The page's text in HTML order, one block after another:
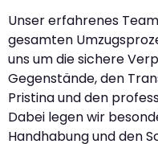
Unser erfahrenes
gesamten
uns um die sichere
Gegenstände, den
Pristina und den
Dabei legen wir
Handhabung und den